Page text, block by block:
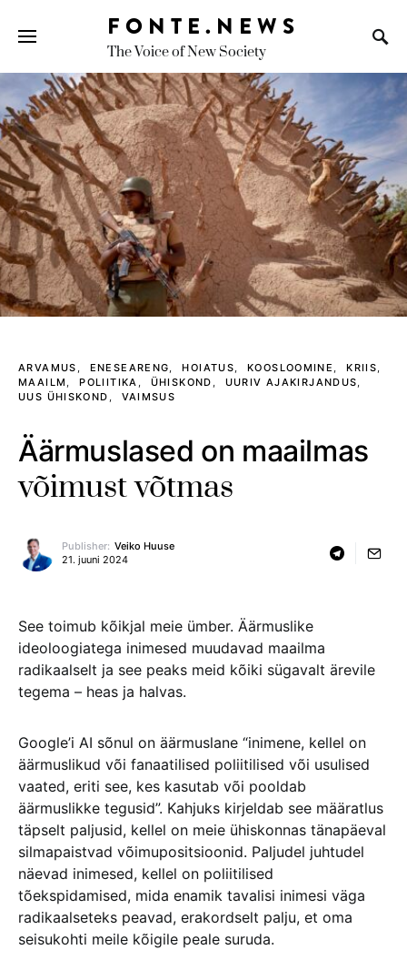
FONTE.NEWS
The Voice of New Society
ARVAMUS ENESEARENG HOIATUS KOOSLOOMINE
KRIIS
MAAILM
POLIITIKA ÜHISKOND
UURIV AJAKIRJANDUS
UUS ÜHISKOND
VAIMSUS
Äärmuslased on maailmas
võimust võtmas
Publisher: Veiko Huuse
21. juuni 2024
See toimub kõikjal meie ümber. Äärmuslike
ideoloogiatega inimesed muudavad maailma
radikaalselt ja see peaks meid kõiki sügavalt ärevile
tegema – heas ja halvas.
Google’i AI sõnul on äärmuslane “inimene, kellel on
äärmuslikud või fanaatilised poliitilised või usulised
vaated, eriti see, kes kasutab või pooldab
äärmuslikke tegusid”. Kahjuks kirjeldab see määratlus
täpselt paljusid, kellel on meie ühiskonnas tänapäeval
silmapaistvad võimupositsioonid. Paljudel juhtudel
näevad inimesed, kellel on poliitilised
tõekspidamised, mida enamik tavalisi inimesi väga
radikaalseteks peavad, erakordselt palju, et oma
seisukohti meile kõigile peale suruda.